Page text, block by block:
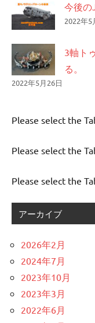
今後の
2022年5
3軸ト
る。
2022年5月26日
Please select the
Please select the
Please select the
アーカイブ
2026年2月
2024年7月
2023年10月
2023年3月
2022年6月